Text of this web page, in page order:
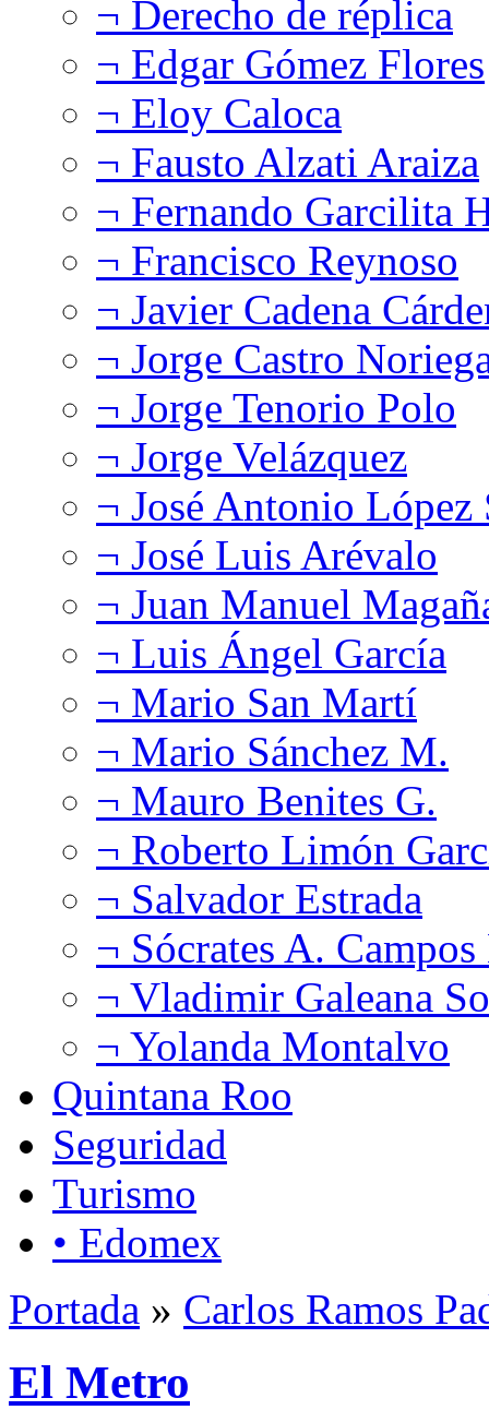
¬ Derecho de réplica
¬ Edgar Gómez Flores
¬ Eloy Caloca
¬ Fausto Alzati Araiza
¬ Fernando Garcilita
¬ Francisco Reynoso
¬ Javier Cadena
¬ Jorge Castro
¬ Jorge Tenorio Polo
¬ Jorge Velázquez
¬ José Antonio López
¬ José Luis Arévalo
¬ Juan Manuel
¬ Luis Ángel García
¬ Mario San Martí
¬ Mario Sánchez M.
¬ Mauro Benites G.
¬ Roberto Limón
¬ Salvador Estrada
¬ Sócrates A.
¬ Vladimir Galeana
¬ Yolanda Montalvo
Quintana Roo
Seguridad
Turismo
• Edomex
Portada » Carlos Ramos
El Metro